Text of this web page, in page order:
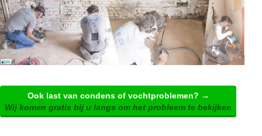
Ook last van condens of vochtproblemen? →
Wij komen gratis bij u langs om het probleem te bekijken